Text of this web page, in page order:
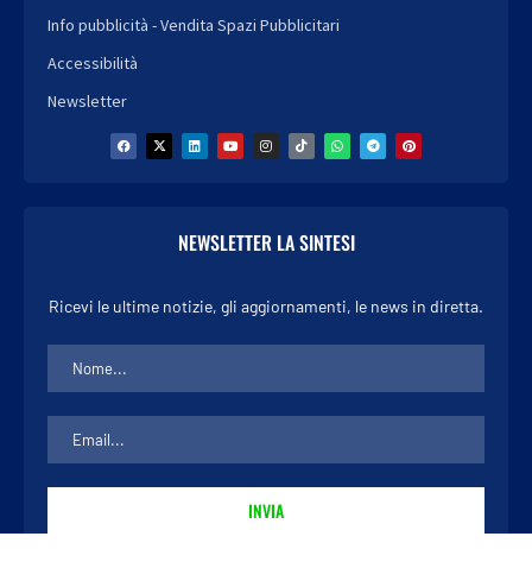
Info pubblicità - Vendita Spazi Pubblicitari
Accessibilità
Newsletter
NEWSLETTER LA SINTESI
Ricevi le ultime notizie, gli aggiornamenti, le news in diretta.